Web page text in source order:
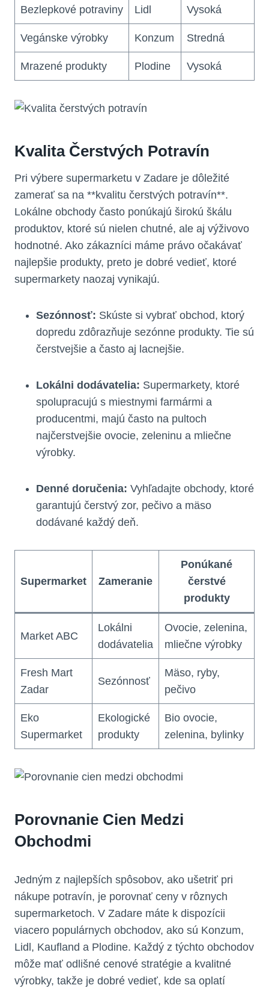
Bezlepkové potraviny Lidl Vysoká
Vegánske výrobky Konzum Stredná
Mrazené produkty Plodine Vysoká
Kvalita Čerstvých Potravín
Pri výbere supermarketu v Zadare je dôležité
zamerať sa na **kvalitu čerstvých potravín**.
Lokálne obchody často ponúkajú širokú škálu
produktov, ktoré sú nielen chutné, ale aj výživovo
hodnotné. Ako zákazníci máme právo očakávať
najlepšie produkty, preto je dobré vedieť, ktoré
supermarkety naozaj vynikajú.
Sezónnosť: Skúste si vybrať obchod, ktorý
dopredu zdôrazňuje sezónne produkty. Tie sú
čerstvejšie a často aj lacnejšie.
Lokálni dodávatelia: Supermarkety, ktoré
spolupracujú s miestnymi farmármi a
producentmi, majú často na pultoch
najčerstvejšie ovocie, zeleninu a mliečne
výrobky.
Denné doručenia: Vyhľadajte obchody, ktoré
garantujú čerstvý zor, pečivo a mäso
dodávané každý deň.
Supermarket Zameranie
Ponúkané
čerstvé
produkty
Market ABC
Lokálni
dodávatelia
Ovocie, zelenina,
mliečne výrobky
Fresh Mart
Zadar
Sezónnosť
Mäso, ryby,
pečivo
Eko
Supermarket
Ekologické
produkty
Bio ovocie,
zelenina, bylinky
Porovnanie Cien Medzi
Obchodmi
Jedným z najlepších spôsobov, ako ušetriť pri
nákupe potravín, je porovnať ceny v rôznych
supermarketoch. V Zadare máte k dispozícii
viacero populárnych obchodov, ako sú Konzum,
Lidl, Kaufland a Plodine. Každý z týchto obchodov
môže mať odlišné cenové stratégie a kvalitné
výrobky, takže je dobré vedieť, kde sa oplatí